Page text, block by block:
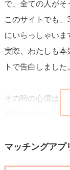
たい場所について
どんな結果になる
し、自分らしく、
いれば、きっと
で、全ての人がそ
このサイトでも、
にいらっしゃいま
実際、わたしも本
トで告白しました
その時の心境は「
4回目のデートく
（最終的には、相
マッチングアプ